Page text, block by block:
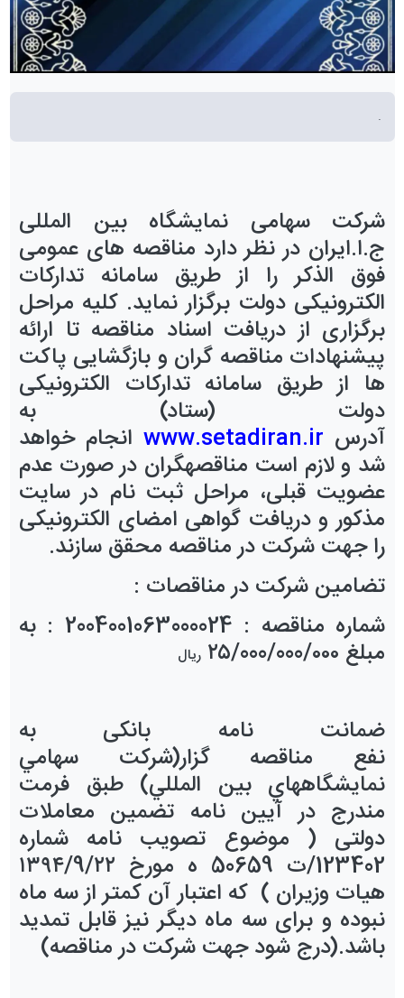
.
شرکت سهامی نمایشگاه بین المللی
ج.ا.ایران در نظر دارد مناقصه های عمومی
فوق الذکر را از طریق سامانه تدارکات
الکترونیکی دولت برگزار نماید. کلیه مراحل
برگزاری از دریافت اسناد مناقصه تا ارائه
پیشنهادات مناقصه گران و بازگشایی پاکت
ها از طریق سامانه تدارکات الکترونیکی
دولت (ستاد) به
آدرس www.setadiran.ir انجام خواهد
شد و لازم است مناقصهگران در صورت عدم
عضویت قبلی، مراحل ثبت نام در سایت
مذکور و دریافت گواهی امضای الکترونیکی
را جهت شرکت درمناقصه محقق سازند.
تضامین شرکت درمناقصات :
شماره مناقصه :
2004001063000024
: به
مبلغ ۲۵/000/000/۰۰۰ ریال
ضمانت نامه بانکی به
نفع مناقصه گزار(شركت سهامي
نمايشگاههاي بين المللي) طبق فرمت
مندرج در آیین نامه تضمین معاملات
دولتی ( موضوع تصویب نامه شماره
123402/ت 50659 ه مورخ ۱۳۹۴/9/۲۲
هیات وزیران ) كه اعتبار آن كمتر از سه ماه
نبوده و برای سه ماه دیگر نیز قابل تمدید
باشد.(درج شود جهت شرکت درمناقصه)